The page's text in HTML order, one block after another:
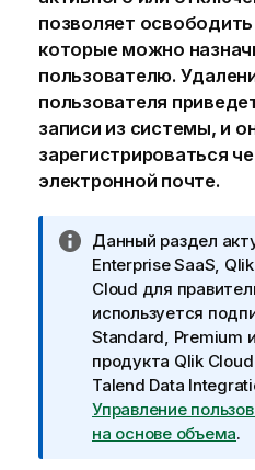
позволяет
которые можно
пользователю.
пользователя
записи из системы, и
зарегистрироваться
электронной почте.
П
р
и
м
е
ч
а
н
и
Данный раздел
Enterprise SaaS,
Cloud для
используется
Standard, Premium
продукта Qlik
Talend Data
Управление
на основе объема.